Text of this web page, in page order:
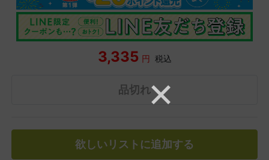
3,335 円 税込
品切れ
欲しいリストに追加する